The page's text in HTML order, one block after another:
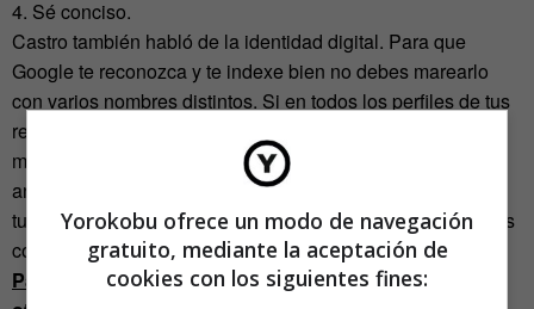
4. Sé conciso.
Castro también habló de la identidad digital. Para que
Google te reconozca y te indexe bien no debes marearlo
con varios nombres distintos. Si en todos los perfiles de tus
redes sociales utilizas el mismo nombre (
mejorará tu posicionamiento. «La vanity URL es la piedra
angular de nuestra identidad digital», explicó. «Intenta que
tu marca personal sea fácil de recordar. No utilices fórmulas
como Silfli64».
Para el SEO en webs y blogs, Xosé Castro habló de
Yorokobu ofrece un modo de navegación
gratuito, mediante la aceptación de
cookies con los siguientes fines: